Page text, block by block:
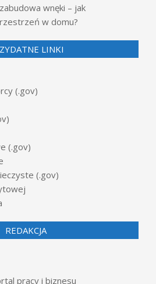
wnęki – jak
w domu?
LINKI
(.gov)
(.gov)
(.gov)
REDAKCJA
pracy i biznesu